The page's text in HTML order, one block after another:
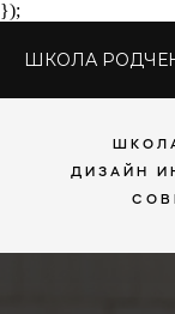
});
ШКОЛА
ДИЗАЙН